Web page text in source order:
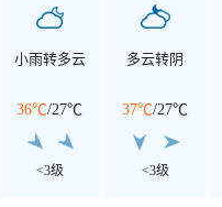
小雨转多云
36℃/27℃
<3级
多云转阴
37℃/27℃
<3级